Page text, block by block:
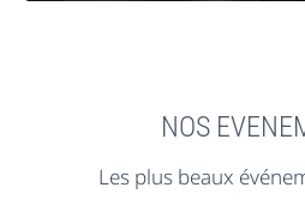
NOS
Les plus beaux